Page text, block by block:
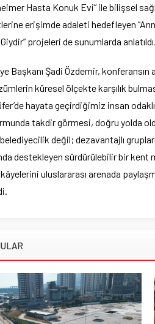
Hasta Konuk Evi” ile bilişsel
erişimde adaleti hedefleyen
projeleri de sunumlarda anlatıldı.
Başkanı Şadi Özdemir, konferansın
küresel ölçekte karşılık
hayata geçirdiğimiz insan
takdir görmesi, doğru yolda
değil; dezavantajlı
destekleyen sürdürülebilir bir
uluslararası arenada